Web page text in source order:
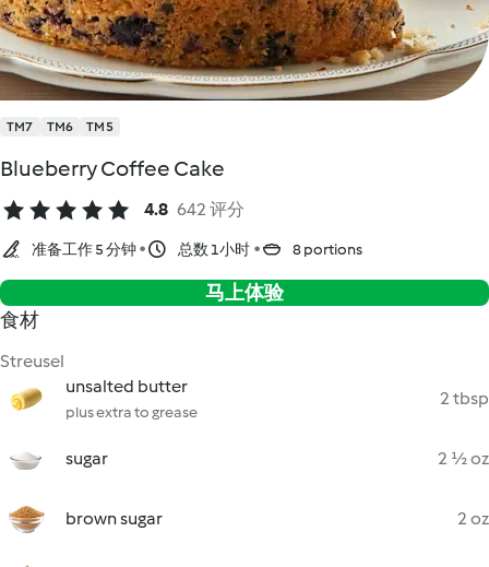
TM7 TM6 TM5
Blueberry Coffee Cake
4.8 642 评分
准备工作 5 分钟 总数 1小时 8 portions
马上体验
食材
Streusel
unsalted butter
plus extra to grease
2 tbsp
sugar 2 ½ oz
brown sugar 2 oz